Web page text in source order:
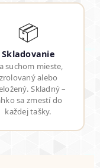
📦
Skladovanie
suchom mieste,
zrolovaný alebo
Skladný –
sa zmestí do
každej tašky.